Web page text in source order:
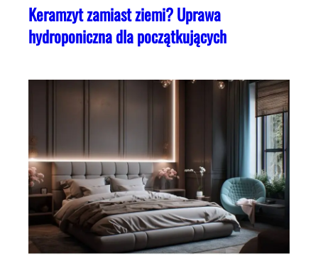
Keramzyt zamiast ziemi? Uprawa
hydroponiczna dla początkujących